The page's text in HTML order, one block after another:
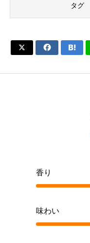
タグ
  
香り
味わい